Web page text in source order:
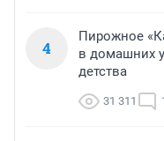
4
Пирожное
в домашних
детства
31 311